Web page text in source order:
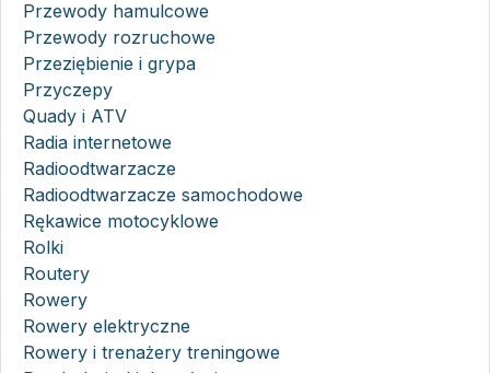
Przewody hamulcowe
Przewody rozruchowe
Przeziębienie i grypa
Przyczepy
Quady i ATV
Radia internetowe
Radioodtwarzacze
Radioodtwarzacze samochodowe
Rękawice motocyklowe
Rolki
Routery
Rowery
Rowery elektryczne
Rowery i trenażery treningowe